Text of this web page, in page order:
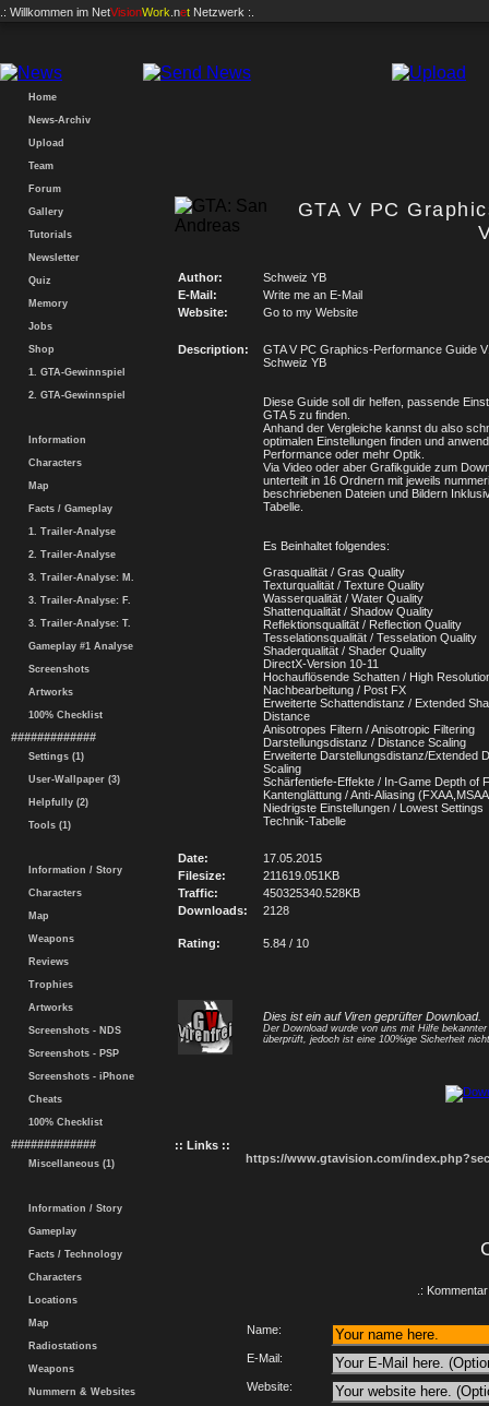
.: Willkommen im NetVisionWork .net Netzwerk :.
Home
News-Archiv
Upload
Team
Forum
Gallery
Tutorials
Newsletter
Quiz
Memory
Jobs
Shop
1. GTA-Gewinnspiel
2. GTA-Gewinnspiel
Information
Characters
Map
Facts / Gameplay
1. Trailer-Analyse
2. Trailer-Analyse
3. Trailer-Analyse: M.
3. Trailer-Analyse: F.
3. Trailer-Analyse: T.
Gameplay #1 Analyse
Screenshots
Artworks
100% Checklist
#############
Settings (1)
User-Wallpaper (3)
Helpfully (2)
Tools (1)
Information / Story
Characters
Map
Weapons
Reviews
Trophies
Artworks
Screenshots - NDS
Screenshots - PSP
Screenshots - iPhone
Cheats
100% Checklist
#############
Miscellaneous (1)
Information / Story
Gameplay
Facts / Technology
Characters
Locations
Map
Radiostations
Weapons
Nummern & Websites
GTA V PC
Author:
Schweiz YB
E-Mail:
Write me an E-Mail
Website:
Go to my Website
Description:
GTA V PC Graphics-Performance Guide
Schweiz YB
Diese Guide soll dir helfen, passende
GTA 5 zu finden.
Anhand der Vergleiche kannst du also
optimalen Einstellungen finden und
Performance oder mehr Optik.
Via Video oder aber Grafikguide zum
unterteilt in 16 Ordnern mit jeweils
beschriebenen Dateien und Bildern
Tabelle.
Es Beinhaltet folgendes:
Grasqualität / Gras Quality
Texturqualität / Texture Quality
Wasserqualität / Water Quality
Shattenqualität / Shadow Quality
Reflektionsqualität / Reflection Quality
Tesselationsqualität / Tesselation Quality
Shaderqualität / Shader Quality
DirectX-Version 10-11
Hochauflösende Schatten / High
Nachbearbeitung / Post FX
Erweiterte Schattendistanz / Extended
Distance
Anisotropes Filtern / Anisotropic Filtering
Darstellungsdistanz / Distance Scaling
Erweiterte Darstellungsdistanz/Extended
Scaling
Schärfentiefe-Effekte / In-Game Depth of
Kantenglättung / Anti-Aliasing
Niedrigste Einstellungen / Lowest Settings
Technik-Tabelle
Date:
17.05.2015
Filesize:
211619.051KB
Traffic:
450325340.528KB
Downloads:
2128
Rating: 5.84 / 10
Dies ist ein auf Viren geprüfter Download.
Der Download wurde von uns mit Hilfe bekannter
überprüft, jedoch ist eine 100%ige Sicherheit
:: Links ::
https://www.gtavision.com/
.:
Name:
E-Mail:
Website: